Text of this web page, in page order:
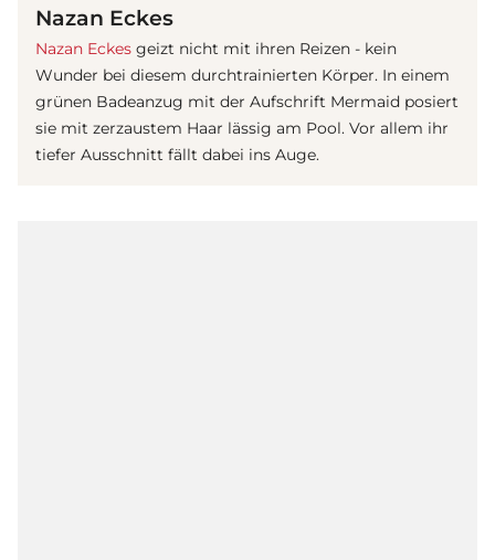
Nazan Eckes
Nazan Eckes geizt nicht mit ihren Reizen - kein
Wunder bei diesem durchtrainierten Körper. In einem
grünen Badeanzug mit der Aufschrift Mermaid posiert
sie mit zerzaustem Haar lässig am Pool. Vor allem ihr
tiefer Ausschnitt fällt dabei ins Auge.